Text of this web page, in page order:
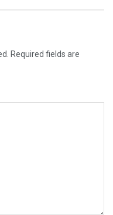
Required fields are